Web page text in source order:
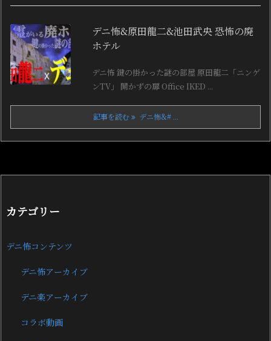
デニ怖&原田龍二&池田武央 恐怖の廃
ホテル
デニ怖 鍵の掛かった謎の部屋 原田龍二「ニンゲ
ンTV」 開かずの扉 Office IKED ...
記事を読む デニ怖&# ...
カテゴリー
デニ怖コンテンツ
デニ怖アーカイブ
デニ楽アーカイブ
コラボ動画